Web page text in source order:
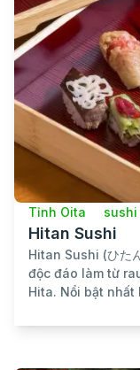
Tỉnh Oita sushi
Hitan Sushi
Hitan Sushi (ひた
độc đáo làm từ
Hita. Nổi bật